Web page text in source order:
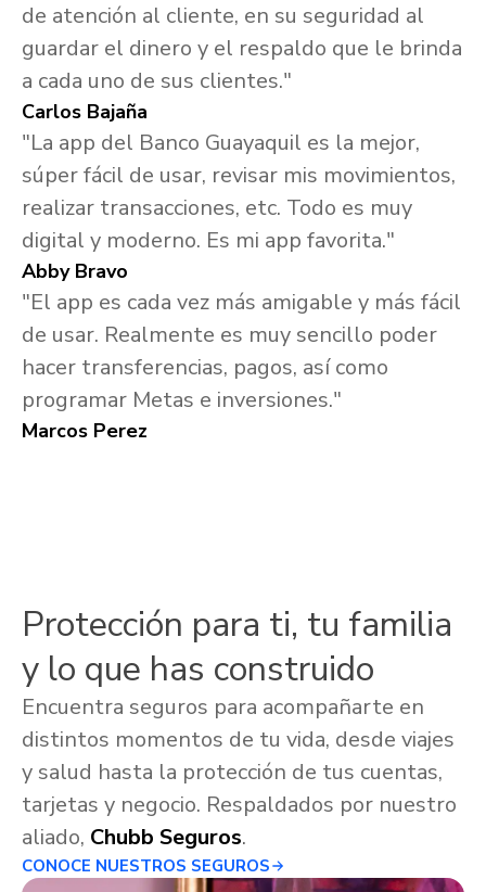
de atención al cliente, en su seguridad al
guardar el dinero y el respaldo que le brinda
a cada uno de sus clientes."
Carlos Bajaña
"La app del Banco Guayaquil es la mejor,
súper fácil de usar, revisar mis movimientos,
realizar transacciones, etc. Todo es muy
digital y moderno. Es mi app favorita."
Abby Bravo
"El app es cada vez más amigable y más fácil
de usar. Realmente es muy sencillo poder
hacer transferencias, pagos, así como
programar Metas e inversiones."
Marcos Perez
Protección para ti, tu familia
y lo que has construido
Encuentra seguros para acompañarte en
distintos momentos de tu vida, desde viajes
y salud hasta la protección de tus cuentas,
tarjetas y negocio. Respaldados por nuestro
aliado, Chubb Seguros.
CONOCE NUESTROS SEGUROS